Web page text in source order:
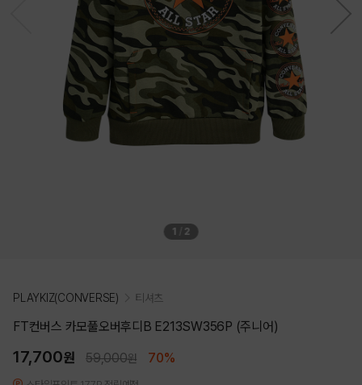
1 2
PLAYKIZ(CONVERSE) 티셔츠
FT컨버스 카모풀오버후디B E213SW356P (주니어)
17,700원 59,000원 70%